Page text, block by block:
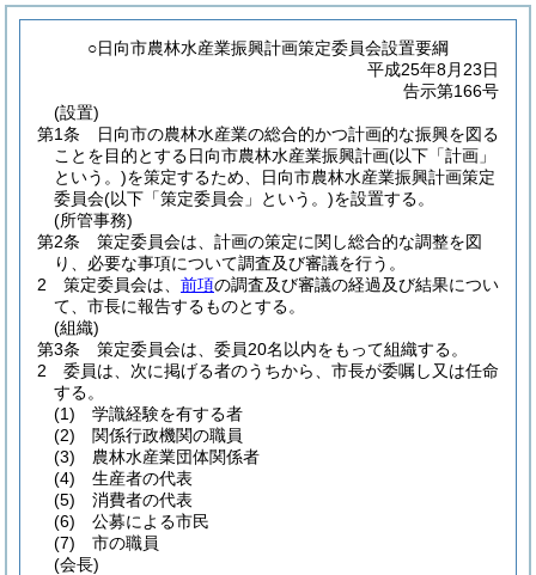
○日向市農林水産業振興計画策定委員会設置要綱
平成25年8月23日
告示第166号
(設置)
第1条
日向市の農林水産業の総合的かつ計画的な振興を図る
ことを目的とする日向市農林水産業振興計画(以下「計画」
という。)を策定するため、日向市農林水産業振興計画策定
委員会(以下「策定委員会」という。)を設置する。
(所管事務)
第2条
策定委員会は、計画の策定に関し総合的な調整を図
り、必要な事項について調査及び審議を行う。
2
策定委員会は、 前項の調査及び審議の経過及び結果につい
て、市長に報告するものとする。
(組織)
第3条
策定委員会は、委員20名以内をもって組織する。
2
委員は、次に掲げる者のうちから、市長が委嘱し又は任命
する。
(1)
学識経験を有する者
(2)
関係行政機関の職員
(3)
農林水産業団体関係者
(4)
生産者の代表
(5)
消費者の代表
(6)
公募による市民
(7)
市の職員
(会長)